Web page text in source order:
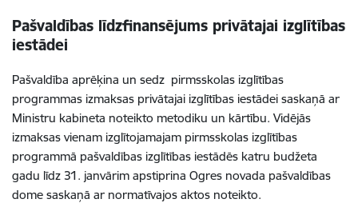
Pašvaldības līdzfinansējums privātajai izglītības
iestādei
Pašvaldība aprēķina un sedz pirmsskolas izglītības
programmas izmaksas privātajai izglītības iestādei saskaņā ar
Ministru kabineta noteikto metodiku un kārtību. Vidējās
izmaksas vienam izglītojamajam pirmsskolas izglītības
programmā pašvaldības izglītības iestādēs katru budžeta
gadu līdz 31. janvārim apstiprina Ogres novada pašvaldības
dome saskaņā ar normatīvajos aktos noteikto.